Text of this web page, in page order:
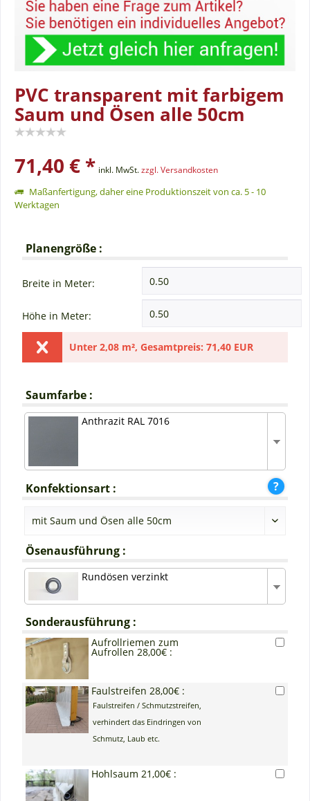
PVC transparent mit farbigem
Saum und Ösen alle 50cm
71,40 € * inkl. MwSt.zzgl. Versandkosten
Maßanfertigung, daher eine Produktionszeit von ca. 5 - 10
Werktagen
Planengröße :
Breite in Meter:
Höhe in Meter:
Unter 2,08 m², Gesamtpreis: 71,40 EUR
Saumfarbe :
Anthrazit RAL 7016
Konfektionsart :
Ösenausführung :
Rundösen verzinkt
Sonderausführung :
Aufrollriemen zum
Aufrollen 28,00€ :
Faulstreifen 28,00€ :
Faulstreifen / Schmutzstreifen,
verhindert das Eindringen von
Schmutz, Laub etc.
Hohlsaum 21,00€ :